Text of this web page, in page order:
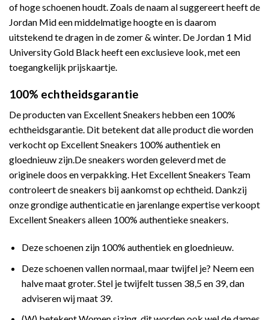
of hoge schoenen houdt. Zoals de naam al suggereert heeft de
Jordan Mid een middelmatige hoogte en is daarom
uitstekend te dragen in de zomer & winter. De Jordan 1 Mid
University Gold Black heeft een exclusieve look, met een
toegangkelijk prijskaartje.
100% echtheidsgarantie
De producten van Excellent Sneakers hebben een 100%
echtheidsgarantie. Dit betekent dat alle product die worden
verkocht op Excellent Sneakers 100% authentiek en
gloednieuw zijn.De sneakers worden geleverd met de
originele doos en verpakking. Het Excellent Sneakers Team
controleert de sneakers bij aankomst op echtheid. Dankzij
onze grondige authenticatie en jarenlange expertise verkoopt
Excellent Sneakers alleen 100% authentieke sneakers.
Deze schoenen zijn 100% authentiek en gloednieuw.
Deze schoenen vallen normaal, maar twijfel je? Neem een
halve maat groter. Stel je twijfelt tussen 38,5 en 39, dan
adviseren wij maat 39.